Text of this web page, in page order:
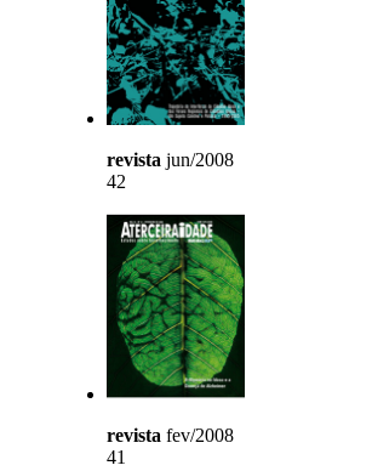
revista jun/2008
42
revista fev/2008
41